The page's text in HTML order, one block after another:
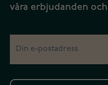
våra erbjudanden